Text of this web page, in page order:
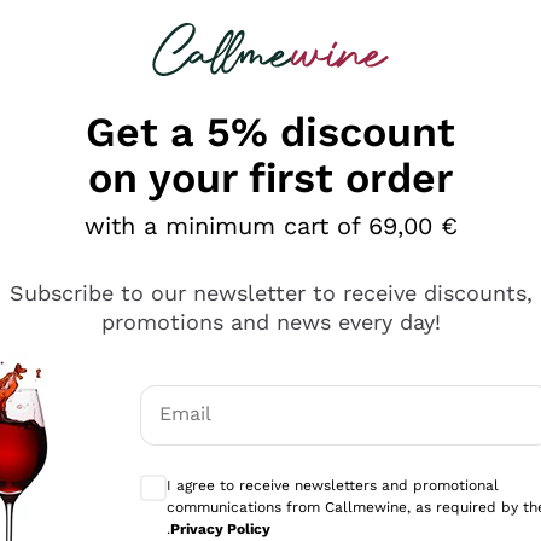
looking for
diversi e con un ampio range di prezzo. Le
Get a 5% discount
on your first order
with a minimum cart of 69,00 €
Subscribe to our newsletter to receive discounts,
promotions and news every day!
Email
I agree to receive newsletters and promotional
communications from Callmewine, as required by
.Privacy Policy